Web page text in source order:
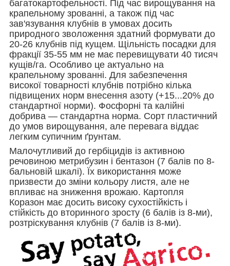
багатокартофельності. Під час вирощування на
крапельному зрованні, а також під час
зав'язування клубнів в умовах досить
природного зволоження здатний формувати до
20-26 клубнів під кущем. Щільність посадки для
фракції 35-55 мм не має перевищувати 40 тисяч
кущів/га. Особливо це актуально на
крапельному зрованні. Для забезпечення
високої товарності клубнів потрібно кілька
підвищених норм внесення азоту (+15...20% до
стандартної норми). Фосфорні та калійні
добрива — стандартна норма. Сорт пластичний
до умов вирощування, але перевага віддає
легким супичним ґрунтам.
Малочутливий до гербіцидів із активною
речовиною метрибузин і бентазон (7 балів по 8-
бальновій шкалі). Їх використання може
призвести до зміни кольору листя, але не
впливає на зниження врожаю. Картопля
Коразон має досить високу сухостійкість і
стійкість до вторинного зросту (6 балів із 8-ми),
розтріскування клубнів (7 балів із 8-ми).